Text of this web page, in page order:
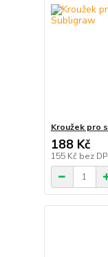
Kroužek pro
188 Kč
155 Kč bez